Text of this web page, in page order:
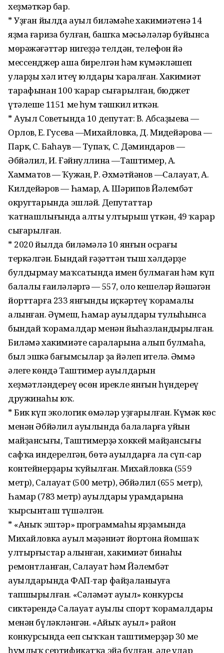
хеҙмәткәр бар.
* Уҙған йылда ауыл биләмәһе хакимиәтенә 14
яҙма ғариза булған, башҡа мәсьәләләр буйынса
мөрәжәғәттәр нигеҙҙә телдән, телефон йә
мессенджер аша бирелгән һәм күмәкләшеп
уларҙы хәл итеү юлдары ҡаралған. Хакимиәт
тарафынан 100 ҡарар сығарылған, бюджет
үтәлеше 1151 мең һум тәшкил иткән.
* Ауыл Советында 10 депутат: В. Абсаҙыева —
Орлов, Е. Гусева —Михайловка, Д. Миңдейәрова —
Парк, С. Баһаув — Тупаҡ, С. Дәминдаров —
Әбйәлил, И. Ғәйнуллина —Таштимер, А.
Хамматов — Ҡужан, Р. Әхмәтйәнов —Салауат, А.
Килдейәров — Һамар, А. Шәрипов Йәлембәт
округтарында эшләй. Депутаттар
ҡатнашлығында алты ултырыш үткән, 49 ҡарар
сығарылған.
* 2020 йылда биләмәлә 10 янғын осрағы
теркәлгән. Бындай ғәҙәттән тыш хәлдәрҙе
булдырмау маҡсатында имен булмаған һәм күп
балалы ғаиләләргә — 557, оло кешеләр йәшәгән
йорттарға 233 янғынды иҫкәртеү ҡорамалы
алынған. Әүмеш, Һамар ауылдары тулыһынса
бындай ҡорамалдар менән йыһазландырылған.
Биләмә хакимиәте сараларына алып булмаһа,
был эшкә бағымсылар ҙа йәлеп ителә. Әммә
әлеге көндә Таштимер ауылдарын
хеҙмәтләндереү өсөн ирекле янғын һүндереү
дружинаһы юҡ.
* Бик күп экологик өмәләр уҙғарылған. Күмәк көс
менән Әбйәлил ауылында балаларға уйын
майҙансығы, Таштимерҙә хоккей майҙансығы
сафҡа индерелгән, бөтә ауылдарға ла сүп-сар
контейнерҙары ҡуйылған. Михайловка (559
метр), Салауат (500 метр), Әбйәлил (655 метр),
Һамар (783 метр) ауылдары урамдарына
ҡырсынташ түшәлгән.
* «Аныҡ эштәр» программаһы ярҙамында
Михайловка ауыл мәҙәниәт йортона йомшаҡ
ултырғыстар алынған, хакимиәт бинаһы
ремонтланған, Салауат һәм Йәлембәт
ауылдарында ФАП-тар файҙаланыуға
тапшырылған. «Сәләмәт ауыл» конкурсы
сиктәрендә Салауат ауылы спорт ҡорамалдары
менән бүләкләнгән. «Айыҡ ауыл» район
конкурсында еңеп сыҡҡан таштимерҙәр 30 мең
һумлыҡ сертификатҡа эйә булған, әле улар